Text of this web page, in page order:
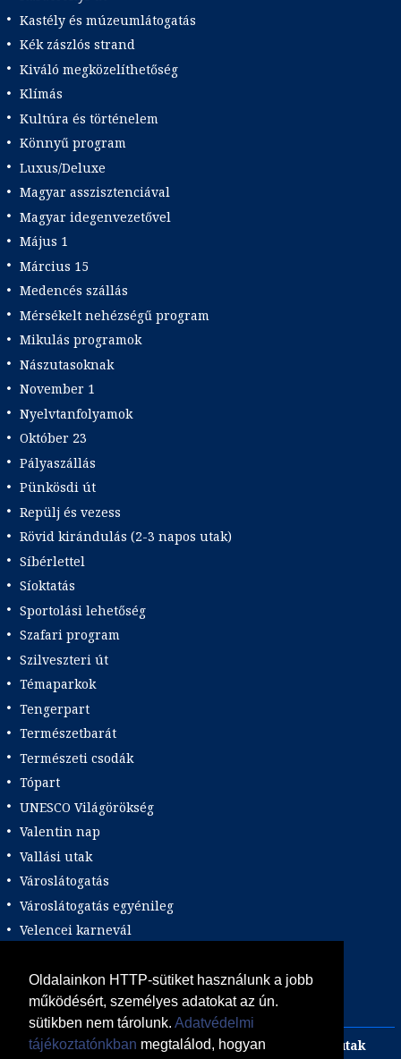
Oldalainkon HTTP-sütiket használunk a jobb
működésért, személyes adatokat az ún.
sütikben nem tárolunk. Adatvédelmi
tájékoztatónkban megtalálod, hogyan
Kastély és múzeumlátogatás
Kék zászlós strand
Kiváló megközelíthetőség
Klímás
Kultúra és történelem
Könnyű program
Luxus/Deluxe
Magyar asszisztenciával
Magyar idegenvezetővel
Május 1
Március 15
Medencés szállás
Mérsékelt nehézségű program
Mikulás programok
Nászutasoknak
November 1
Nyelvtanfolyamok
Október 23
Pályaszállás
Pünkösdi út
Repülj és vezess
Rövid kirándulás (2-3 napos utak)
Síbérlettel
Síoktatás
Sportolási lehetőség
Szafari program
Szilveszteri út
Témaparkok
Tengerpart
Természetbarát
Természeti csodák
Tópart
UNESCO Világörökség
Valentin nap
Vallási utak
Városlátogatás
Városlátogatás egyénileg
Velencei karnevál
Wellness
Zene tematika
Adults only Incentive
Szilveszteri egzotikus utak